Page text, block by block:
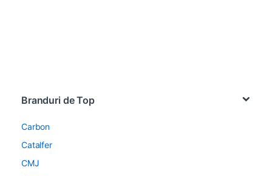
Branduri de Top
Carbon
Catalfer
CMJ